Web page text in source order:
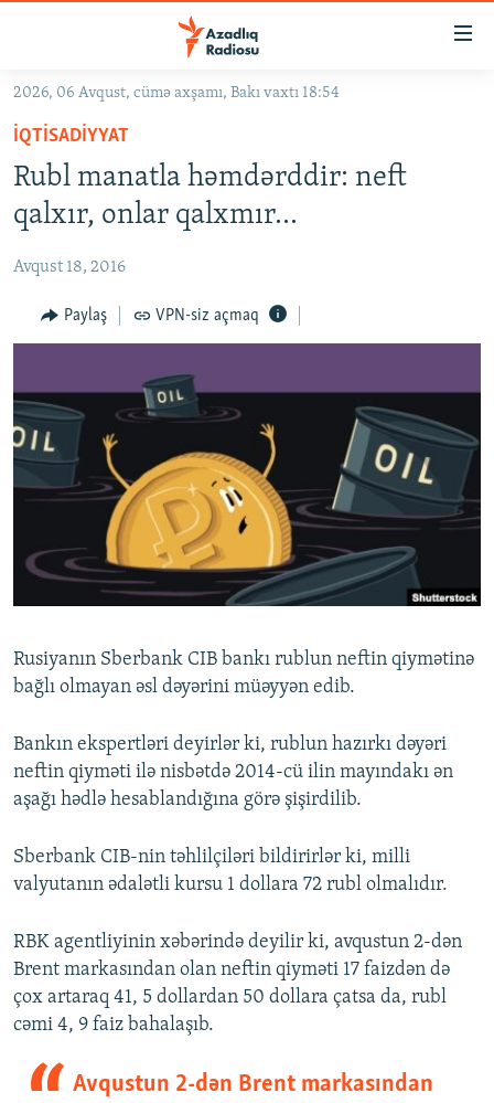
Əsas
qayıt
Əsas
naviqasiyaya
qayıt
GÜNDƏM
#İZAHLA
KORRUPSIOMETR
#ƏSLINDƏ
FƏRQƏ BAX
QANUNI DOĞRU
MULTIMEDIA
VIDEO
FOTOQALEREYA
İNFOQRAFIKA
KARIKATURA
RADIO ARXIV
OXU ZALI
AZƏRBAYCAN ƏDƏBIYYATI KITABXANASI
İSLAM VƏ DEMOKRATIYA
İZ - MƏDƏNIYYƏT PROQRAMI
HAQQIMIZDA
MISSIYAMIZ
PEŞƏ ETIKASI VƏ JURNALISTIKA STANDARTLARIMIZ
MATERIALLARIMIZDAN ISTIFADƏ
BIZIMLƏ ƏLAQƏ
2026, 06 Avqust, cümə axşamı, Bakı vaxtı 18:54
İQTISADIYYAT
Rubl manatla həmdərddir: neft
qalxır, onlar qalxmır...
Avqust 18, 2016
Paylaş VPN-siz açmaq
Rusiyanın Sberbank CIB bankı rublun neftin qiymətinə
bağlı olmayan əsl dəyərini müəyyən edib.
Bankın ekspertləri deyirlər ki, rublun hazırkı dəyəri
neftin qiyməti ilə nisbətdə 2014-cü ilin mayındakı ən
aşağı hədlə hesablandığına görə şişirdilib.
Sberbank CIB-nin təhlilçiləri bildirirlər ki, milli
valyutanın ədalətli kursu 1 dollara 72 rubl olmalıdır.
RBK agentliyinin xəbərində deyilir ki, avqustun 2-dən
Brent markasından olan neftin qiyməti 17 faizdən də
çox artaraq 41, 5 dollardan 50 dollara çatsa da, rubl
cəmi 4, 9 faiz bahalaşıb.
Avqustun 2-dən Brent markasından